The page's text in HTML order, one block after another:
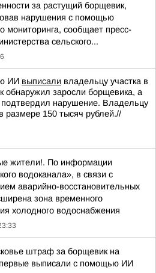
за растущий борщевик,
нарушения с помощью
мониторинга, сообщает пресс-
сельского...
ИИ выписали владельцу участка в
обнаружил заросли борщевика, а
подтвердил нарушение. Владельцу
150 тысяч рублей.//
жители!. По информации
водоканала», в связи с
аварийно-восстановительных
зона временного
холодного водоснабжения
штраф за борщевик на
выписали с помощью ИИ